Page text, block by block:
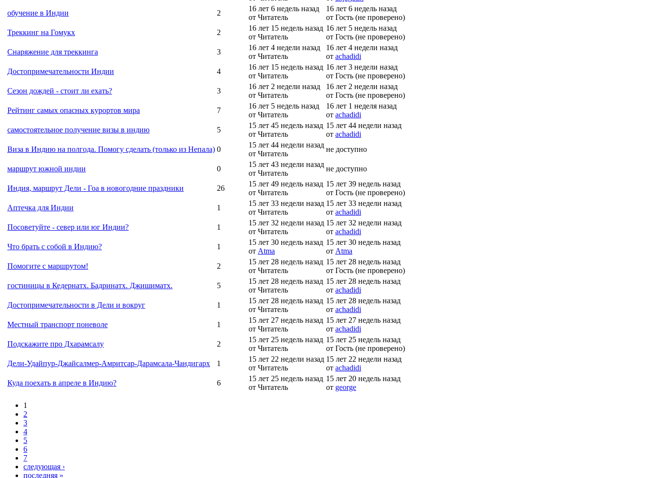
обучение в Индии
2
16 лет 6 недель назад
от Читатель
16 лет 6 недель назад
от Гость (не проверено)
Треккинг на Гомукх
2
16 лет 15 недель назад
от Читатель
16 лет 5 недель назад
от Гость (не проверено)
Снаряжение для треккинга
3
16 лет 4 недели назад
от Читатель
16 лет 4 недели назад
от achadidi
Достопримечательности Индии
4
16 лет 15 недель назад
от Читатель
16 лет 3 недели назад
от Гость (не проверено)
Сезон дождей - стоит ли ехать?
3
16 лет 2 недели назад
от Читатель
16 лет 2 недели назад
от Гость (не проверено)
Рейтинг самых опасных курортов мира
7
16 лет 5 недель назад
от Читатель
16 лет 1 неделя назад
от achadidi
самостоятельное получение визы в индию
5
15 лет 45 недель назад
от Читатель
15 лет 44 недели назад
от achadidi
Виза в Индию на полгода. Помогу сделать (только из Непала) 0
15 лет 44 недели назад
от Читатель
не доступно
маршрут южной индии 0
15 лет 43 недели назад
от Читатель
не доступно
Индия, маршрут Дели - Гоа в новогодние праздники 26
15 лет 49 недель назад
от Читатель
15 лет 39 недель назад
от Гость (не проверено)
Аптечка для Индии
1
15 лет 33 недели назад
от Читатель
15 лет 33 недели назад
от achadidi
Посоветуйте - север или юг Индии?
1
15 лет 32 недели назад
от Читатель
15 лет 32 недели назад
от achadidi
Что брать с собой в Индию?
1
15 лет 30 недель назад
от Atma
15 лет 30 недель назад
от Atma
Помогите с маршрутом!
2
15 лет 28 недель назад
от Читатель
15 лет 28 недель назад
от Гость (не проверено)
гостиницы в Кедернатх. Бадринатх. Джишиматх.
5
15 лет 28 недель назад
от Читатель
15 лет 28 недель назад
от achadidi
Достопримечательности в Дели и вокруг
1
15 лет 28 недель назад
от Читатель
15 лет 28 недель назад
от achadidi
Местный транспорт поневоле
1
15 лет 27 недель назад
от Читатель
15 лет 27 недель назад
от achadidi
Подскажите про Дхарамсалу
2
15 лет 25 недель назад
от Читатель
15 лет 25 недель назад
от Гость (не проверено)
Дели-Удайпур-Джайсалмер-Амритсар-Дарамсала-Чандигарх
1
15 лет 22 недели назад
от Читатель
15 лет 22 недели назад
от achadidi
Куда поехать в апреле в Индию?
6
15 лет 25 недель назад
от Читатель
15 лет 20 недель назад
от george
1
2
3
4
5
6
7
следующая ›
последняя »